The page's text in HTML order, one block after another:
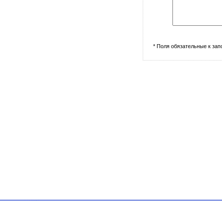
* Поля обязательные к